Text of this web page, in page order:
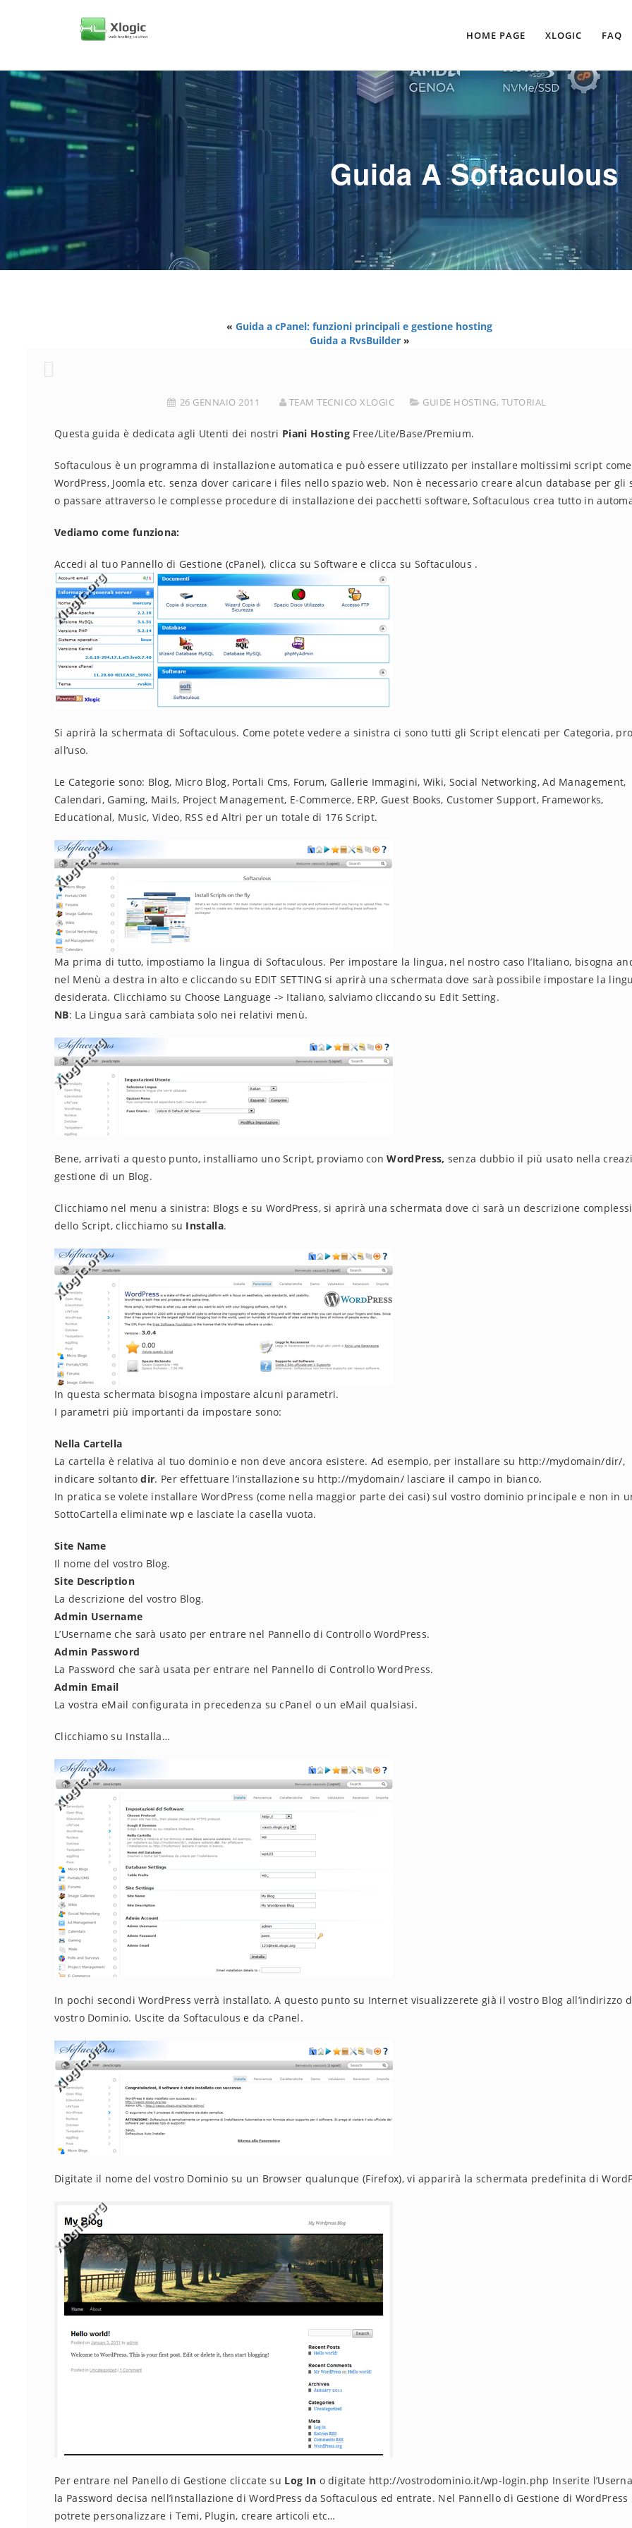
HOME PAGE XLOGIC FAQ
Guida A Softaculous
« Guida a cPanel: funzioni principali e gestione hosting
Guida a RvsBuilder»
26 GENNAIO 2011 TEAM TECNICO XLOGIC GUIDE HOSTING, TUTORIAL
Questa guida è dedicata agli Utenti dei nostri Piani Hosting Free/Lite/Base/Premium.
Softaculous è un programma di installazione automatica e può essere utilizzato per installare moltissimi script come
WordPress, Joomla etc. senza dover caricare i files nello spazio web. Non è necessario creare alcun database per gli
o passare attraverso le complesse procedure di installazione dei pacchetti software, Softaculous crea tutto in
Vediamo come funziona:
Accedi al tuo Pannello di Gestione (cPanel), clicca su Software e clicca su Softaculous .
Si aprirà la schermata di Softaculous. Come potete vedere a sinistra ci sono tutti gli Script elencati per Categoria,
all’uso.
Le Categorie sono: Blog, Micro Blog, Portali Cms, Forum, Gallerie Immagini, Wiki, Social Networking, Ad Management,
Calendari, Gaming, Mails, Project Management, E-Commerce, ERP, Guest Books, Customer Support, Frameworks,
Educational, Music, Video, RSS ed Altri per un totale di 176 Script.
Ma prima di tutto, impostiamo la lingua di Softaculous. Per impostare la lingua, nel nostro caso l’Italiano, bisogna
nel Menù a destra in alto e cliccando su EDIT SETTING si aprirà una schermata dove sarà possibile impostare la
desiderata. Clicchiamo su Choose Language -> Italiano, salviamo cliccando su Edit Setting.
NB: La Lingua sarà cambiata solo nei relativi menù.
Bene, arrivati a questo punto, installiamo uno Script, proviamo conWordPress, senza dubbio il più usato nella
gestione di un Blog.
Clicchiamo nel menu a sinistra: Blogs e su WordPress, si aprirà una schermata dove ci sarà un descrizione
dello Script, clicchiamo su Installa.
In questa schermata bisogna impostare alcuni parametri.
I parametri più importanti da impostare sono:
Nella Cartella
La cartella è relativa al tuo dominio e non deve ancora esistere. Ad esempio, per installare su http://mydomain/dir/,
indicare soltantodir. Per effettuare l’installazione su http://mydomain/ lasciare il campo in bianco.
In pratica se volete installare WordPress (come nella maggior parte dei casi) sul vostro dominio principale e non in
SottoCartella eliminate wp e lasciate la casella vuota.
Site Name
Il nome del vostro Blog.
Site Description
La descrizione del vostro Blog.
Admin Username
L’Username che sarà usato per entrare nel Pannello di Controllo WordPress.
Admin Password
La Password che sarà usata per entrare nel Pannello di Controllo WordPress.
Admin Email
La vostra eMail configurata in precedenza su cPanel o un eMail qualsiasi.
Clicchiamo su Installa…
In pochi secondi WordPress verrà installato. A questo punto su Internet visualizzerete già il vostro Blog all’indirizzo
vostro Dominio. Uscite da Softaculous e da cPanel.
Digitate il nome del vostro Dominio su un Browser qualunque (Firefox), vi apparirà la schermata predefinita di
Per entrare nel Panello di Gestione cliccate su Log In o digitate http://vostrodominio.it/wp-login.php Inserite
la Password decisa nell’installazione di WordPress da Softaculous ed entrate. Nel Pannello di Gestione di WordPress
potrete personalizzare i Temi, Plugin, creare articoli etc…